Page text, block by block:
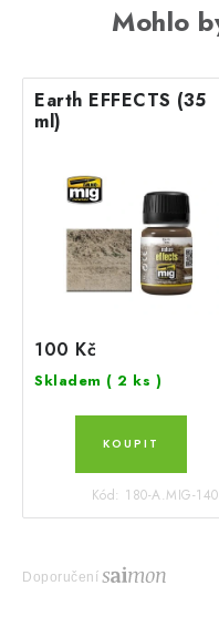
Mohlo
Earth EFFECTS (35
ml)
100 Kč
Skladem ( 2 ks )
Kód: 180-A.MIG-
Doporučení